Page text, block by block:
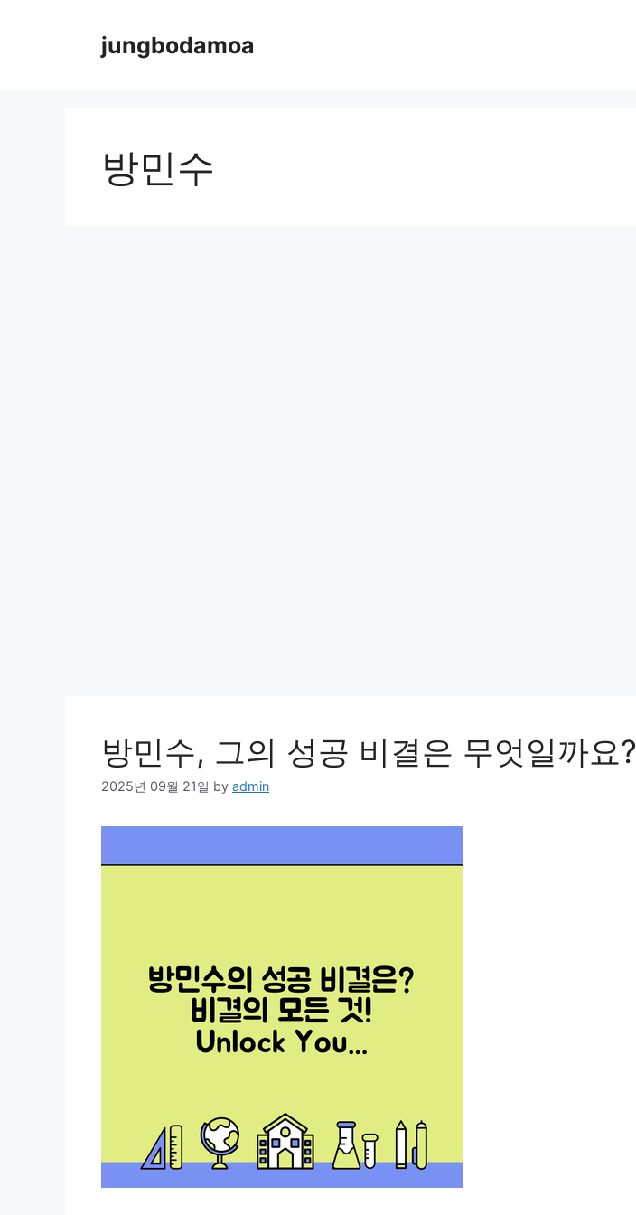
jungbodamoa
방민수
방민수, 그의 성공 비결은 무엇일까요?
2025년 09월 21일 by admin